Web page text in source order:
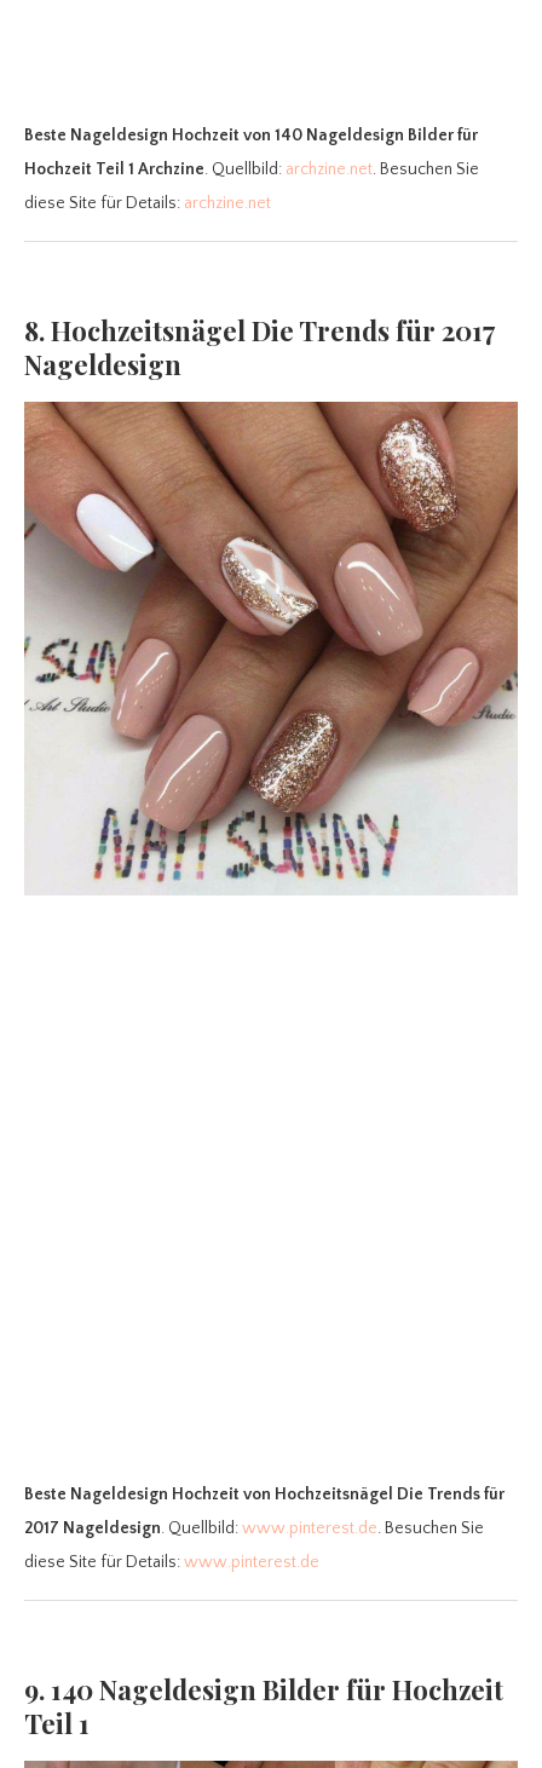
Beste Nageldesign Hochzeit von 140 Nageldesign Bilder für
Hochzeit Teil 1 Archzine. Quellbild: archzine.net. Besuchen Sie
diese Site für Details: archzine.net
8. Hochzeitsnägel Die Trends für 2017
Nageldesign
Beste Nageldesign Hochzeit von Hochzeitsnägel Die Trends für
2017 Nageldesign. Quellbild:www.pinterest.de. Besuchen Sie
diese Site für Details:www.pinterest.de
9. 140 Nageldesign Bilder für Hochzeit
Teil 1